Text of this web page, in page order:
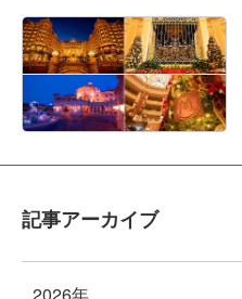
記事アーカイブ
2026年